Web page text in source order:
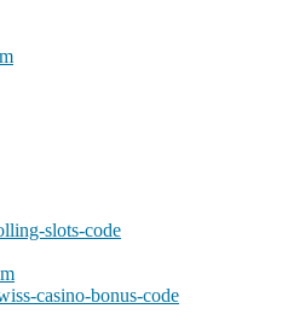
slots-code
casino-bonus-code